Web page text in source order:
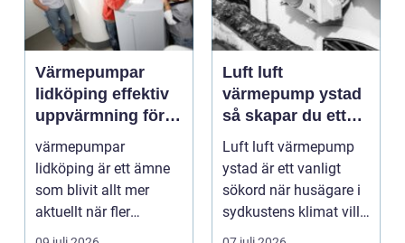
Värmepumpar
lidköping effektiv
uppvärmning för
hus och
fastigheter
värmepumpar
lidköping är ett ämne
som blivit allt mer
aktuellt när fler
fastighetsägare vill
Luft luft
värmepump ystad
så skapar du ett
behagligt
inomhusklimat
Året om
Luft luft värmepump
ystad är ett vanligt
sökord när husägare i
sydkustens klimat vill
hitta ett smar...